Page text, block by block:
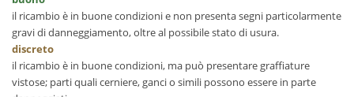
il ricambio è in buone condizioni e non presenta segni particolarmente
gravi di danneggiamento, oltre al possibile stato di usura.
discreto
il ricambio è in buone condizioni, ma può presentare graffiature
vistose; parti quali cerniere, ganci o simili possono essere in parte